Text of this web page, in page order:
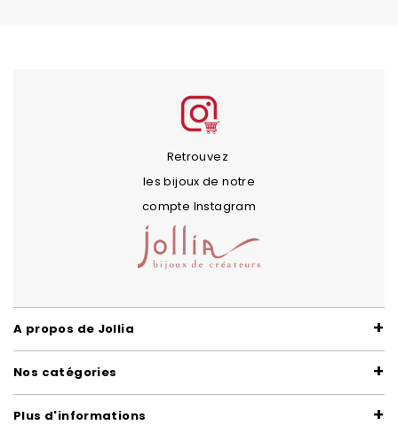
Retrouvez
les bijoux de notre
compte Instagram
A propos de Jollia
Nos catégories
Plus d'informations